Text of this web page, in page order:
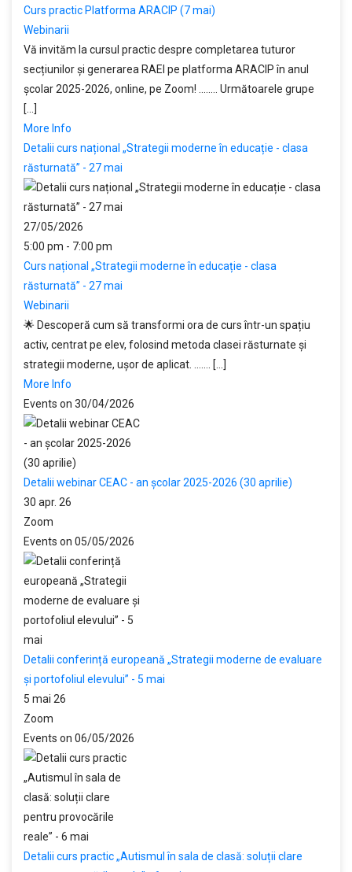
Curs practic Platforma ARACIP (7 mai)
Webinarii
Vă invităm la cursul practic despre completarea tuturor
secțiunilor și generarea RAEI pe platforma ARACIP în anul
școlar 2025-2026, online, pe Zoom! ........ Următoarele grupe
[...]
More Info
Detalii curs național „Strategii moderne în educație - clasa
răsturnată” - 27 mai
27/05/2026
5:00 pm - 7:00 pm
Curs național „Strategii moderne în educație - clasa
răsturnată” - 27 mai
Webinarii
🌟 Descoperă cum să transformi ora de curs într-un spațiu
activ, centrat pe elev, folosind metoda clasei răsturnate și
strategii moderne, ușor de aplicat. ....... [...]
More Info
Events on 30/04/2026
Detalii webinar CEAC - an școlar 2025-2026 (30 aprilie)
30 apr. 26
Zoom
Events on 05/05/2026
Detalii conferință europeană „Strategii moderne de evaluare
și portofoliul elevului” - 5 mai
5 mai 26
Zoom
Events on 06/05/2026
Detalii curs practic „Autismul în sala de clasă: soluții clare